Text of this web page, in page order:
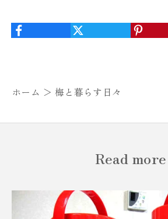
ホーム ＞ 梅と暮らす日々
Read more